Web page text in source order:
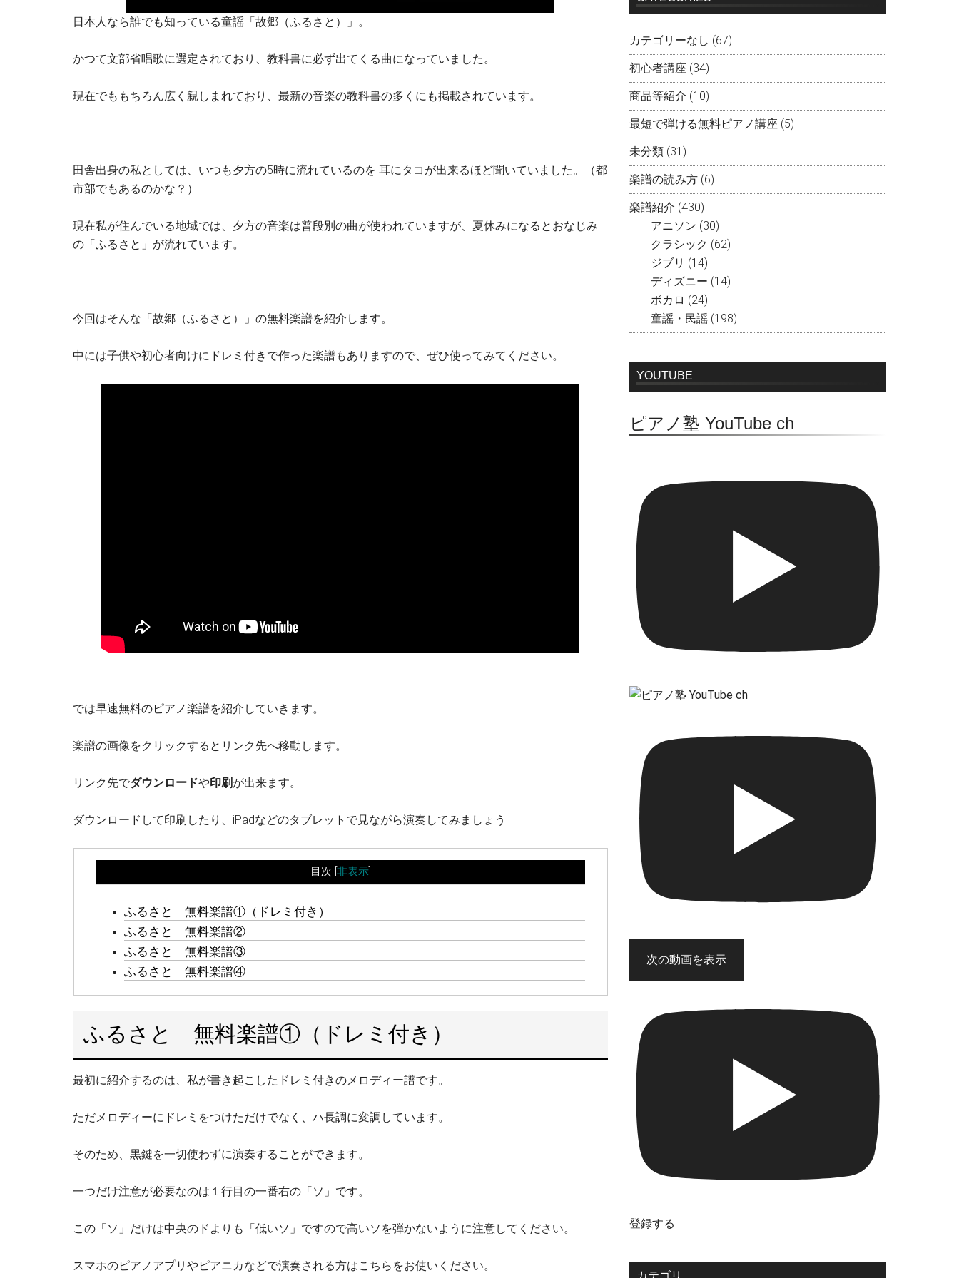
日本人なら誰でも知っている童謡「故郷（ふるさと）」。
かつて文部省唱歌に選定されており、教科書に必ず出てくる曲になっていました。
現在でももちろん広く親しまれており、最新の音楽の教科書の多くにも掲載されています。
田舎出身の私としては、いつも夕方の5時に流れているのを 耳にタコが出来るほど聞いていました。（都
市部でもあるのかな？）
現在私が住んでいる地域では、夕方の音楽は普段別の曲が使われていますが、夏休みになるとおなじみ
の「ふるさと」が流れています。
今回はそんな「故郷（ふるさと）」の無料楽譜を紹介します。
中には子供や初心者向けにドレミ付きで作った楽譜もありますので、ぜひ使ってみてください。
では早速無料のピアノ楽譜を紹介していきます。
楽譜の画像をクリックするとリンク先へ移動します。
リンク先でダウンロードや印刷 が出来ます。
ダウンロードして印刷したり、iPadなどのタブレットで見ながら演奏してみましょう
目次 非表示]
ふるさと 無料楽譜①（ドレミ付き）
ふるさと 無料楽譜②
ふるさと 無料楽譜③
ふるさと 無料楽譜④
ふるさと 無料楽譜①（ドレミ付き）
最初に紹介するのは、私が書き起こしたドレミ付きのメロディー譜です。
ただメロディーにドレミをつけただけでなく、ハ長調に変調しています。
そのため、黒鍵を一切使わずに演奏することができます。
一つだけ注意が必要なのは１行目の一番右の「ソ」です。
この「ソ」だけは中央のドよりも「低いソ」ですので高いソを弾かないように注意してください。
スマホのピアノアプリやピアニカなどで演奏される方はこちらをお使いください。
カテゴリーなし (67)
初心者講座 (34)
商品等紹介 (10)
最短で弾ける無料ピアノ講座 (5)
未分類 (31)
楽譜の読み方 (6)
楽譜紹介 (430)
アニソン (30)
クラシック (62)
ジブリ (14)
ディズニー (14)
ボカロ (24)
童謡・民謡 (198)
YOUTUBE
ピアノ塾 YouTube ch
次の動画を表示
登録する